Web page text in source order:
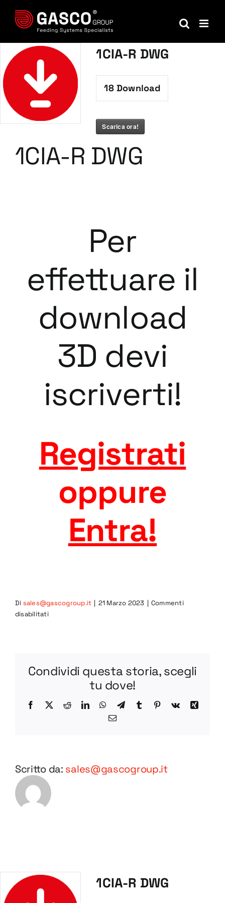
contenuto
1CIA-R DWG
18Download
Scarica ora!
1CIA-R DWG
Per
effettuare il
download
3D devi
iscriverti!
Registrati
oppure
Entra!
Di sales@gascogroup.it | 21 Marzo 2023 | Commenti
disabilitatisu
Condividi questa storia, scegli
tu dove!
Facebook
X RedditLinkedInWhatsApp
TelegramTumblr Pinterest
Vk
Xing
Email
Scritto da: sales@gascogroup.it
1CIA-R DWG